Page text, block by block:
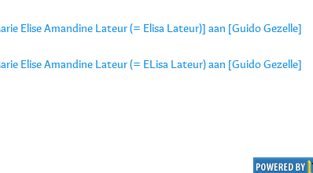
Elise Amandine Lateur (= Elisa Lateur)] aan [Guido Gezelle]
Elise Amandine Lateur (= ELisa Lateur) aan [Guido Gezelle]